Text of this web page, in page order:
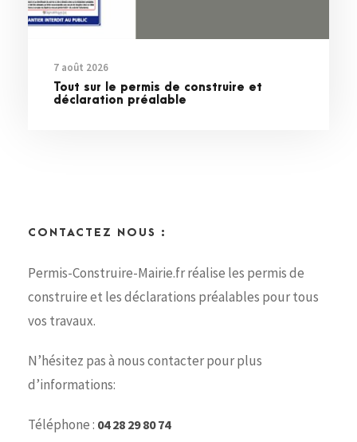
7 août 2026
Tout sur le permis de construire et
déclaration préalable
CONTACTEZ NOUS :
Permis-Construire-Mairie.fr réalise les permis de
construire et les déclarations préalables pour tous
vos travaux.
N’hésitez pas à nous contacter pour plus
d’informations:
Téléphone : 04 28 29 80 74